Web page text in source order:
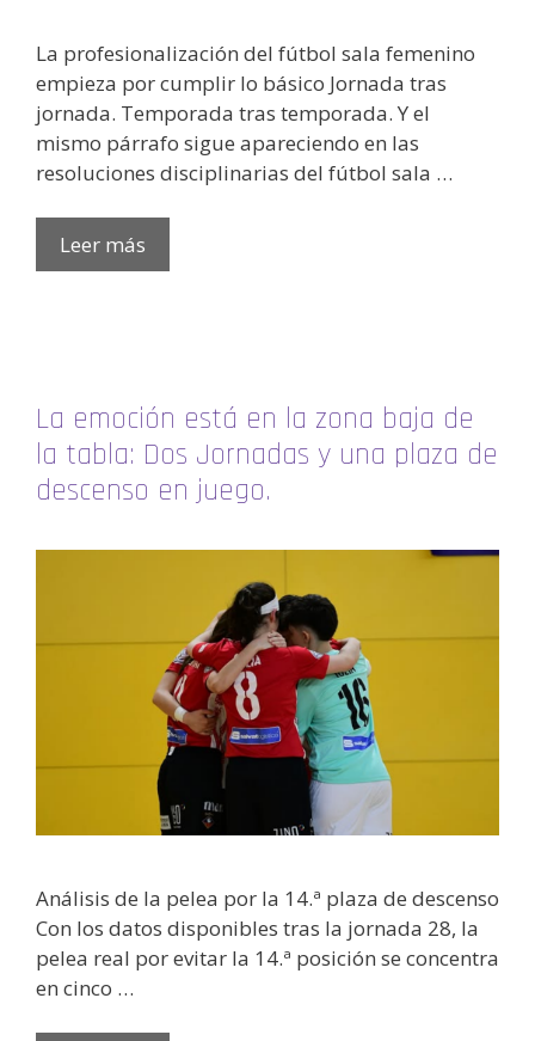
La profesionalización del fútbol sala femenino
empieza por cumplir lo básico Jornada tras
jornada. Temporada tras temporada. Y el
mismo párrafo sigue apareciendo en las
resoluciones disciplinarias del fútbol sala …
Leer más
La emoción está en la zona baja de
la tabla: Dos Jornadas y una plaza de
descenso en juego.
Análisis de la pelea por la 14.ª plaza de descenso
Con los datos disponibles tras la jornada 28, la
pelea real por evitar la 14.ª posición se concentra
en cinco …